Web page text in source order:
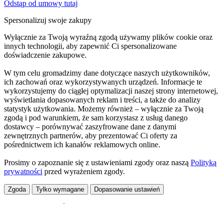
Odstąp od umowy tutaj
Spersonalizuj swoje zakupy
Wyłącznie za Twoją wyraźną zgodą używamy plików cookie oraz
innych technologii, aby zapewnić Ci spersonalizowane
doświadczenie zakupowe.
W tym celu gromadzimy dane dotyczące naszych użytkowników,
ich zachowań oraz wykorzystywanych urządzeń. Informacje te
wykorzystujemy do ciągłej optymalizacji naszej strony internetowej,
wyświetlania dopasowanych reklam i treści, a także do analizy
statystyk użytkowania. Możemy również – wyłącznie za Twoją
zgodą i pod warunkiem, że sam korzystasz z usług danego
dostawcy – porównywać zaszyfrowane dane z danymi
zewnętrznych partnerów, aby prezentować Ci oferty za
pośrednictwem ich kanałów reklamowych online.
Prosimy o zapoznanie się z ustawieniami zgody oraz naszą Polityką
prywatności przed wyrażeniem zgody.
Zgoda Tylko wymagane Dopasowanie ustawień